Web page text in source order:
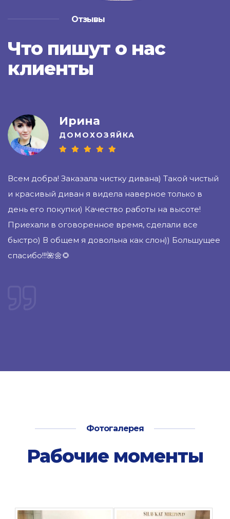
Отзывы
Что пишут о нас
клиенты
Ирина
ДОМОХОЗЯЙКА
Всем добра! Заказала чистку дивана) Такой чистый
и красивый диван я видела наверное только в
день его покупки) Качество работы на высоте!
Приехали в оговоренное время, сделали все
быстро) В общем я довольна как слон)) Большущее
спасибо!!!🌺🌼🌻
Фотогалерея
Рабочие моменты